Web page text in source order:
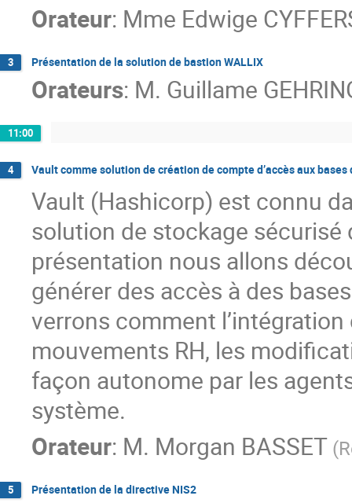
Orateur: Mme Edwige
3 Présentation de la solution de bastion WALLIX
Orateurs: M. Guillame
11:00
4 Vault comme solution de création de compte d’accès aux bases
Vault (Hashicorp) est connu
solution de stockage sécurisé
présentation nous allons
générer des accès à des
verrons comment
mouvements RH, les
façon autonome par les
système.
Orateur: M. Morgan BASSET (
5 Présentation de la directive NIS2